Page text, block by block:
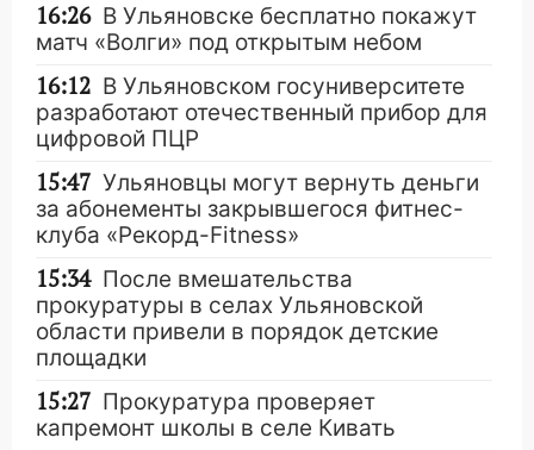
16:26 В Ульяновске бесплатно покажут
матч «Волги» под открытым небом
16:12 В Ульяновском госуниверситете
разработают отечественный прибор для
цифровой ПЦР
15:47 Ульяновцы могут вернуть деньги
за абонементы закрывшегося фитнес-
клуба «Рекорд-Fitness»
15:34 После вмешательства
прокуратуры в селах Ульяновской
области привели в порядок детские
площадки
15:27 Прокуратура проверяет
капремонт школы в селе Кивать